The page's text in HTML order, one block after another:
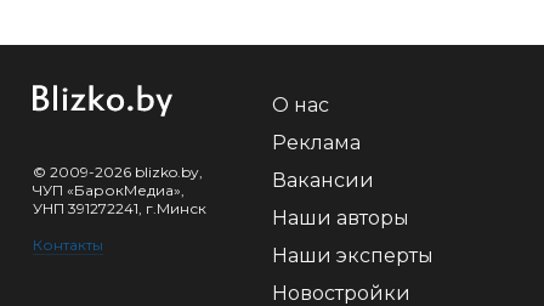
© 2009-2026 blizko.by,
ЧУП «БарокМедиа»,
УНП 391272241, г.Минск
Контакты
О нас
Реклама
Вакансии
Наши авторы
Наши эксперты
Новостройки